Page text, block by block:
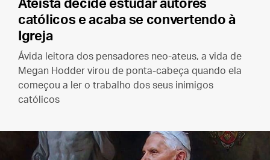
Ateísta decide estudar autores
católicos e acaba se convertendo à
Igreja
Ávida leitora dos pensadores neo-ateus, a vida de
Megan Hodder virou de ponta-cabeça quando ela
começou a ler o trabalho dos seus inimigos
católicos